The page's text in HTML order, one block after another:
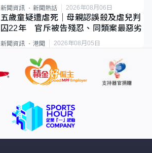
新聞資訊 新聞熱話 2026年08月06日
五歲童疑遭虐死｜母親認誤殺及虐兒判
囚22年 官斥被告殘忍、同類案最惡劣
新聞資訊 港聞 2026年08月05日